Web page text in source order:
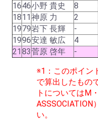
1646小野 貴史 8
1811神原 力 2
1979岩下 長輝 -
1996安達 敏広 4
2183菅原 啓年 -
※1：このポイン
で算出したもの
トについてはM
ASSSOCIATION
い。